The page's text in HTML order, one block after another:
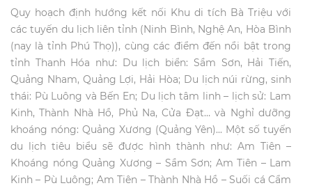
Quy hoạch định hướng kết nối Khu di tích Bà Triệu với
các tuyến du lịch liên tỉnh (Ninh Bình, Nghệ An, Hòa Bình
(nay là tỉnh Phú Thọ)), cùng các điểm đến nổi bật trong
tỉnh Thanh Hóa như: Du lịch biển: Sầm Sơn, Hải Tiến,
Quảng Nham, Quảng Lợi, Hải Hòa; Du lịch núi rừng, sinh
thái: Pù Luông và Bến En; Du lịch tâm linh – lịch sử: Lam
Kinh, Thành Nhà Hồ, Phủ Na, Cửa Đạt… và Nghỉ dưỡng
khoáng nóng: Quảng Xương (Quảng Yên)... Một số tuyến
du lịch tiêu biểu sẽ được hình thành như: Am Tiên –
Khoáng nóng Quảng Xương – Sầm Sơn; Am Tiên – Lam
Kinh – Pù Luông; Am Tiên – Thành Nhà Hồ – Suối cá Cẩm